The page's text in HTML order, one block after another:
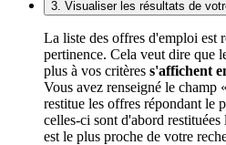
3. Visualiser les résultats de
La liste des offres d'emploi est
pertinence. Cela veut dire que
plus à vos critères s'affichent
Vous avez renseigné le
restitue les offres répondant le
celles-ci sont d'abord
est le plus proche de votre